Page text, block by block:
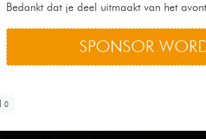
Bedankt dat je deel uitmaakt van het
SPONSOR
0